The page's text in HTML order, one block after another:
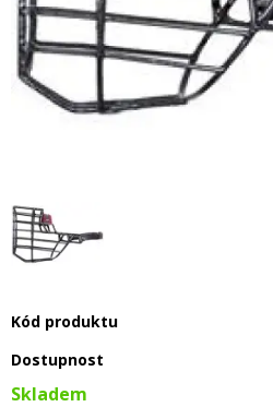
Kód produktu
Dostupnost
Skladem